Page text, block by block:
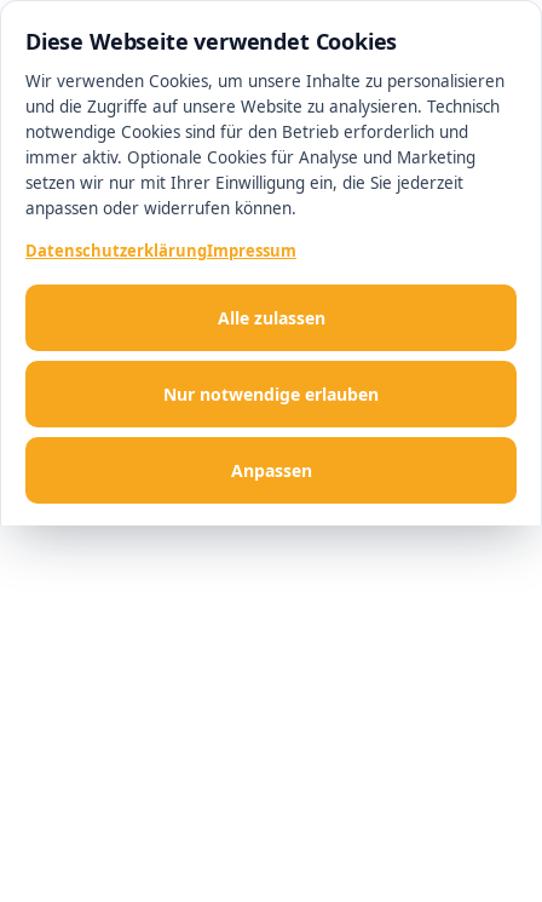
Diese Webseite verwendet Cookies
Wir verwenden Cookies, um unsere Inhalte zu personalisieren
und die Zugriffe auf unsere Website zu analysieren. Technisch
notwendige Cookies sind für den Betrieb erforderlich und
immer aktiv. Optionale Cookies für Analyse und Marketing
setzen wir nur mit Ihrer Einwilligung ein, die Sie jederzeit
anpassen oder widerrufen können.
DatenschutzerklärungImpressum
Nur notwendige erlauben
Anpassen
Alle zulassen